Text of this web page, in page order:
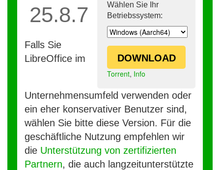
Wählen Sie Ihr
Betriebssystem:
DOWNLOAD
Torrent, Info
25.8.7
Falls Sie
LibreOffice im
Unternehmensumfeld verwenden oder
ein eher konservativer Benutzer sind,
wählen Sie bitte diese Version. Für die
geschäftliche Nutzung empfehlen wir
die Unterstützung von zertifizierten
Partnern, die auch langzeitunterstützte